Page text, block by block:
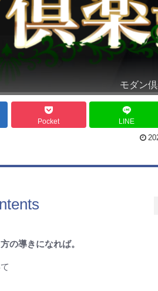
モダン
Pocket LINE
の導きになれば。